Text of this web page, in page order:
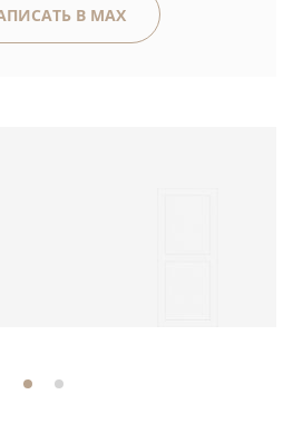
В MAX